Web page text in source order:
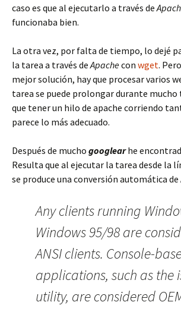
caso es que al ejecutarlo a través de
funcionaba bien.
La otra vez, por falta de tiempo, lo dejé
la tarea a través deApachecon wget.
mejor solución, hay que procesar varios
tarea se puede prolongar durante
que tener un hilo de apache corriendo
parece lo más adecuado.
Después de mucho googlearhe
Resulta que al ejecutar la tarea desde la
se produce una conversión automática de
Any clients running
Windows 95/98 are
ANSI clients. Console-
applications, such as the
utility, are considered